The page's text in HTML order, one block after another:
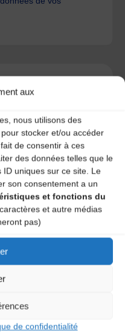
aux
nous utilisons des
stocker et/ou accéder
de consentir à ces
des données telles que le
uniques sur ce site. Le
son consentement a un
et fonctions du
et autre médias
pas)
de confidentialité
DE LA